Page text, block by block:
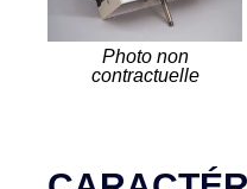
Photo non
contractuelle